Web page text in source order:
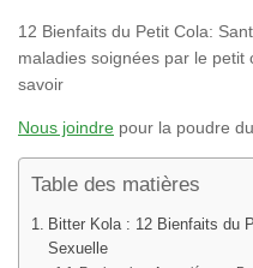
12 Bienfaits du Petit Cola:
maladies soignées par le petit
savoir
Nous joindre pour la poudre
Table des matières
Bitter Kola : 12 Bienfaits du
Sexuelle